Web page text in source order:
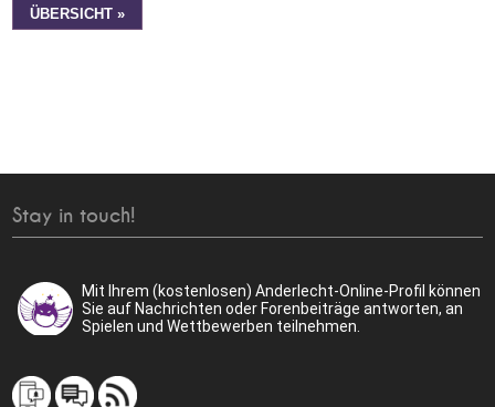
ÜBERSICHT »
Stay in touch!
Mit Ihrem (kostenlosen) Anderlecht-Online-Profil können
Sie auf Nachrichten oder Forenbeiträge antworten, an
Spielen und Wettbewerben teilnehmen.